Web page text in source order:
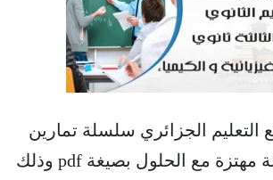
التعليم الجزائري سلسلة تمارين
وحدة تطور جملة مهتزة مع الحلول بصيغة pdf وذلك